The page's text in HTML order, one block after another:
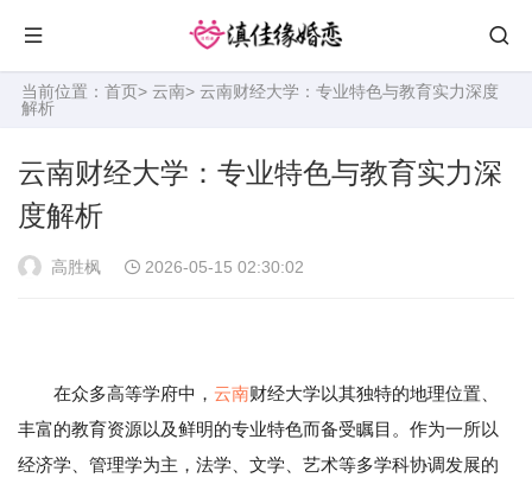
当前位置： 首页> 云南> 云南财经大学：专业特色与教育实力深度
解析
云南财经大学：专业特色与教育实力深
度解析
高胜枫 2026-05-15 02:30:02
在众多高等学府中， 云南财经大学以其独特的地理位置、
丰富的教育资源以及鲜明的专业特色而备受瞩目。作为一所以
经济学、管理学为主，法学、文学、艺术等多学科协调发展的